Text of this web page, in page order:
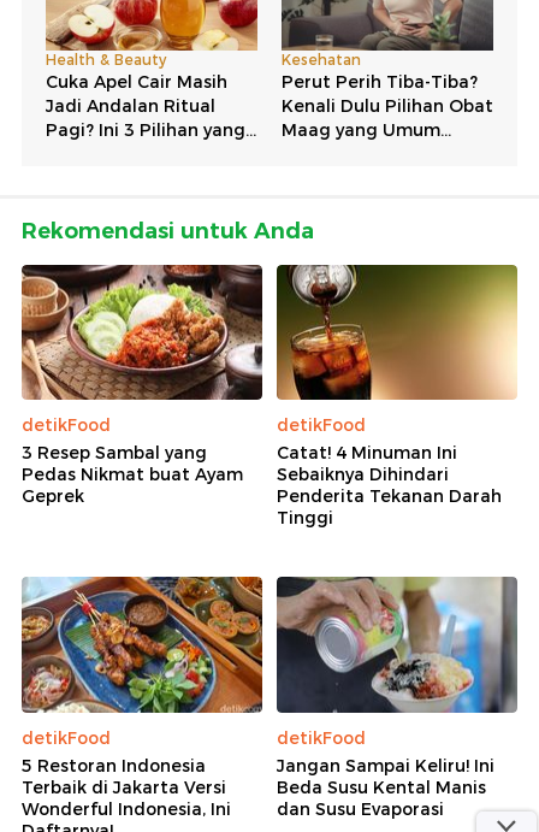
Rekomendasi untuk Anda
detikFood
3 Resep Sambal yang
Pedas Nikmat buat Ayam
Geprek
detikFood
Catat! 4 Minuman Ini
Sebaiknya Dihindari
Penderita Tekanan Darah
Tinggi
detikFood
5 Restoran Indonesia
Terbaik di Jakarta Versi
Wonderful Indonesia, Ini
detikFood
Jangan Sampai Keliru! Ini
Beda Susu Kental Manis
dan Susu Evaporasi